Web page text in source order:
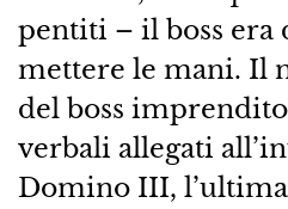
pentiti – il boss era
mettere le mani. Il
del boss
verbali allegati
Domino III,